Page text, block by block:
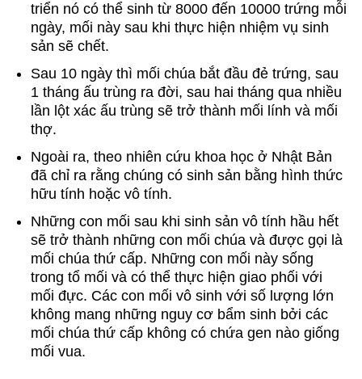
triển nó có thể sinh từ 8000 đến 10000 trứng mỗi
ngày, mối này sau khi thực hiện nhiệm vụ sinh
sản sẽ chết.
Sau 10 ngày thì mối chúa bắt đầu đẻ trứng, sau
1 tháng ấu trùng ra đời, sau hai tháng qua nhiều
lần lột xác ấu trùng sẽ trở thành mối lính và mối
thợ.
Ngoài ra, theo nhiên cứu khoa học ở Nhật Bản
đã chỉ ra rằng chúng có sinh sản bằng hình thức
hữu tính hoặc vô tính.
Những con mối sau khi sinh sản vô tính hầu hết
sẽ trở thành những con mối chúa và được gọi là
mối chúa thứ cấp. Những con mối này sống
trong tổ mối và có thể thực hiện giao phối với
mối đực. Các con mối vô sinh với số lượng lớn
không mang những nguy cơ bẩm sinh bởi các
mối chúa thứ cấp không có chứa gen nào giống
mối vua.